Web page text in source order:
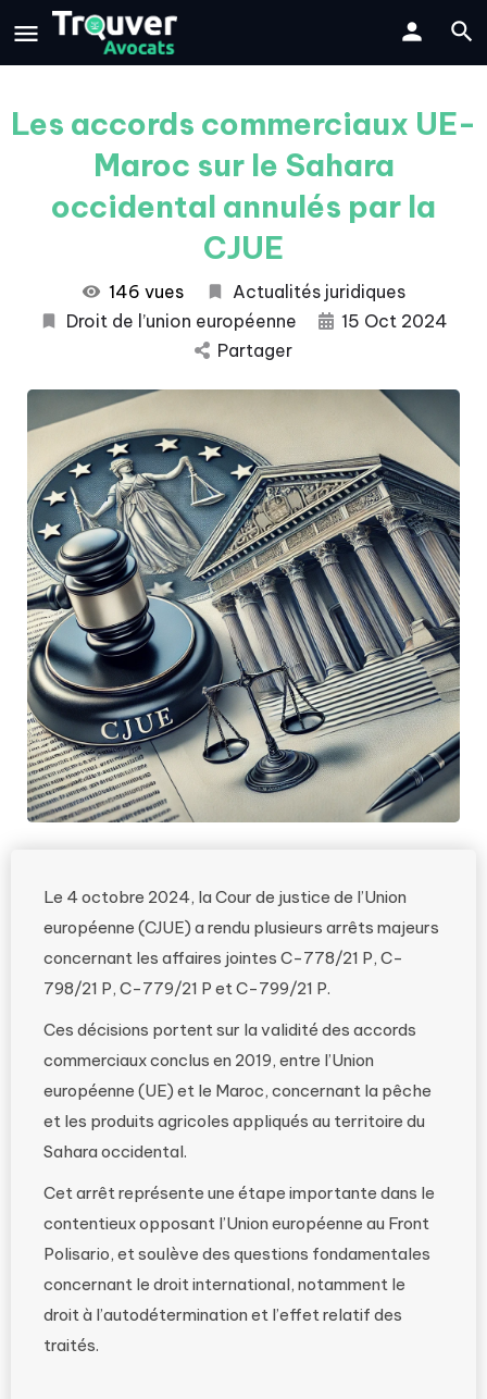
Les accords commerciaux UE-
Maroc sur le Sahara
occidental annulés par la
CJUE
146 vues
Actualités juridiques
Droit de l’union européenne
15 Oct 2024
Partager
Le 4 octobre 2024, la Cour de justice de l’Union
européenne (CJUE) a rendu plusieurs arrêts majeurs
concernant les affaires jointes C-778/21 P, C-
798/21 P, C-779/21 P et C-799/21 P.
Ces décisions portent sur la validité des accords
commerciaux conclus en 2019, entre l’Union
européenne (UE) et le Maroc, concernant la pêche
et les produits agricoles appliqués au territoire du
Sahara occidental.
Cet arrêt représente une étape importante dans le
contentieux opposant l’Union européenne au Front
Polisario, et soulève des questions fondamentales
concernant le droit international, notamment le
droit à l’autodétermination et l’effet relatif des
traités.